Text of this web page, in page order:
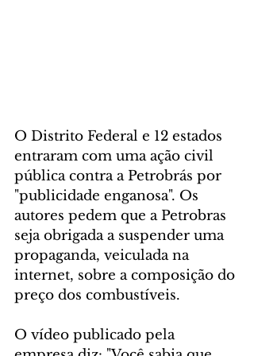
O Distrito Federal e 12 estados
entraram com uma ação civil
pública contra a Petrobrás por
"publicidade enganosa". Os
autores pedem que a Petrobras
seja obrigada a suspender uma
propaganda, veiculada na
internet, sobre a composição do
preço dos combustíveis.
O vídeo publicado pela